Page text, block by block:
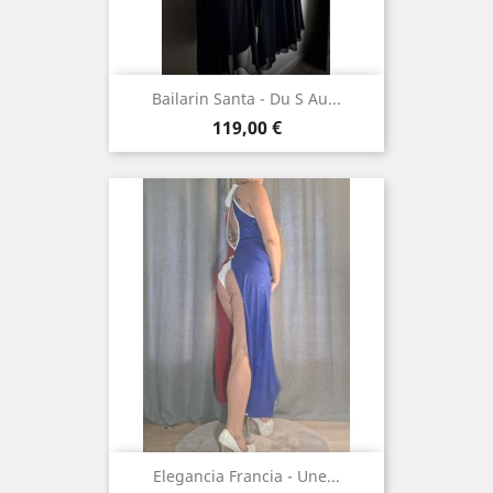
Bailarin Santa - Du S Au...
Prix
119,00 €
Elegancia Francia - Une...